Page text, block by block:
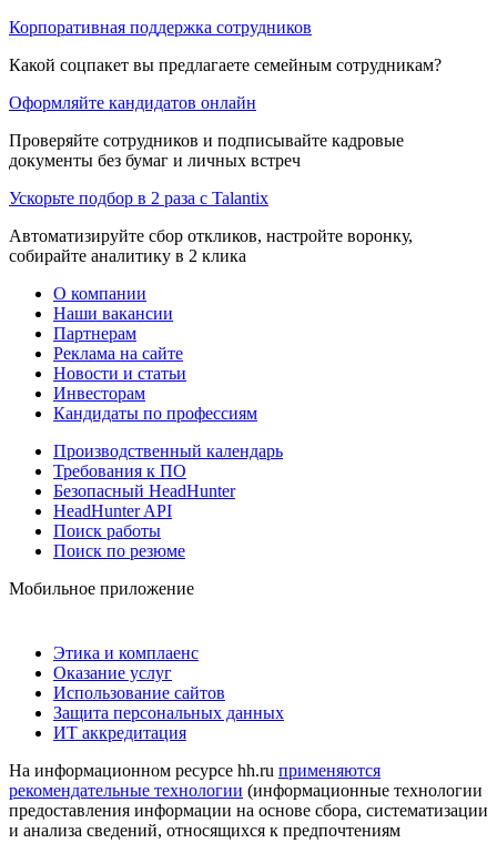
Корпоративная поддержка сотрудников
Какой соцпакет вы предлагаете семейным сотрудникам?
Оформляйте кандидатов онлайн
Проверяйте сотрудников и подписывайте кадровые
документы без бумаг и личных встреч
Ускорьте подбор в 2 раза с Talantix
Автоматизируйте сбор откликов, настройте воронку,
собирайте аналитику в 2 клика
О компании
Наши вакансии
Партнерам
Реклама на сайте
Новости и статьи
Инвесторам
Кандидаты по профессиям
Производственный календарь
Требования к ПО
Безопасный HeadHunter
HeadHunter API
Поиск работы
Поиск по резюме
Мобильное приложение
Этика и комплаенс
Оказание услуг
Использование сайтов
Защита персональных данных
ИТ аккредитация
На информационном ресурсе hh.ru применяются
рекомендательные технологии (информационные технологии
предоставления информации на основе сбора, систематизации
и анализа сведений, относящихся к предпочтениям